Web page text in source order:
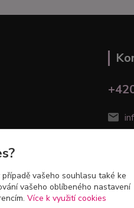
vašeho souhlasu také ke
vašeho oblíbeného nastavení
Více k využití cookies